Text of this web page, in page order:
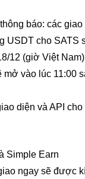
báo: các
USDT cho SATS
12 (giờ Việt
mở vào lúc 11:00
diện và API
Simple Earn
ngay sẽ được